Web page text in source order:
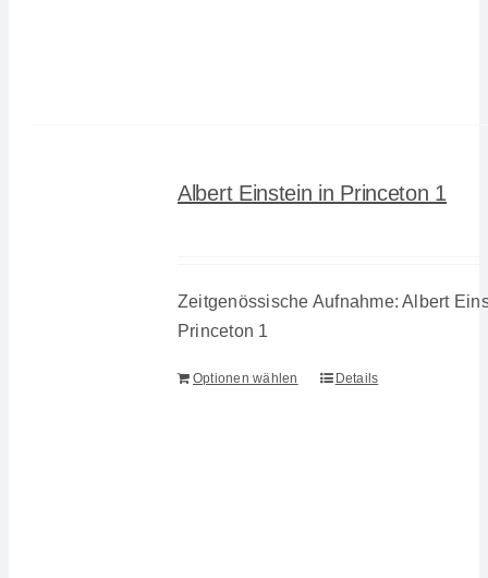
Albert Einstein in Princeton 1
Zeitgenössische Aufnahme: Albert
Princeton 1
Optionen wählen Details